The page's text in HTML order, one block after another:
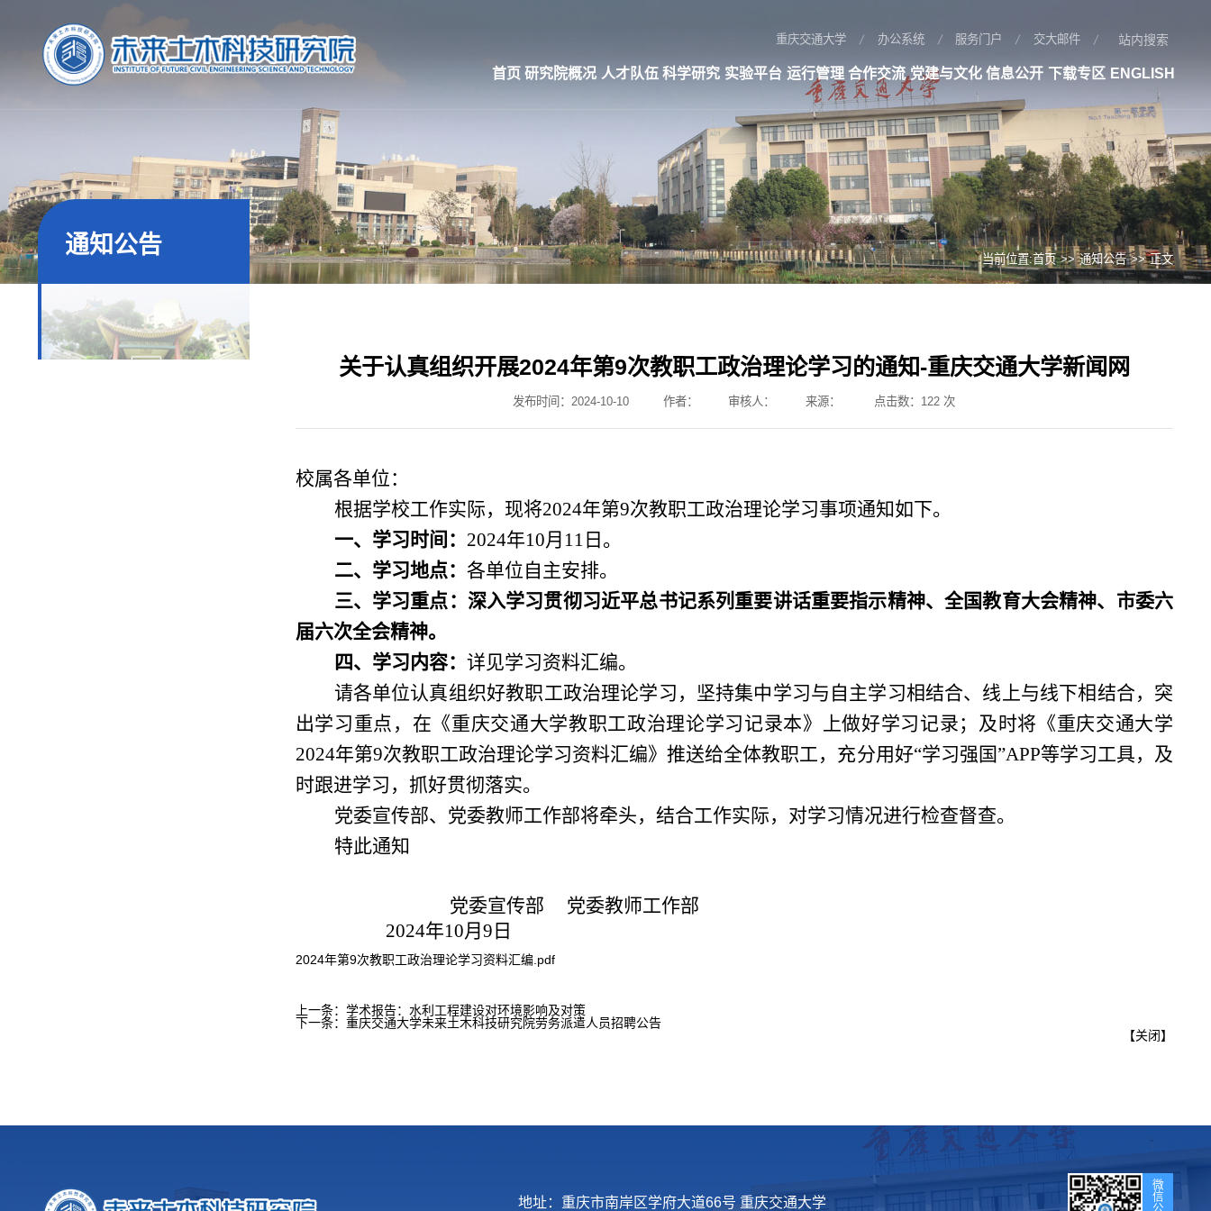
重庆交通大学 办公系统 服务门户 交大邮件 站内搜索
首页 研究院概况 人才队伍 科学研究 实验平台 运行管理 合作交流 党建与文化 信息公开 下载专区 ENGLISH
当前位置:首页 >> 通知公告 >> 正文
通知公告
关于认真组织开展2024年第9次教职工政治理论学习的通知-重庆交通大学新闻网
发布时间：2024-10-10 作者： 审核人： 来源： 点击数： 122 次
校属各单位：
根据学校工作实际， 现将2024年第9次教职工政治理论学习事项通知如下。
一、学习 时间： 2024年10月11日 。
二、学习地点： 各单位自主安排。
三、学习重点：深入学习贯彻习近平总书记系列重要讲话重要指示精神、全国教育大会精神、市委六
届六次全会精神。
四、学习内容： 详见学习资料汇编。
请各单位认真组织好教职工政治理论学习，坚持集中学习与自主学习相结合、线上与线下相结合，突
出学习重点，在《重庆交通大学教职工政治理论学习记录本》上做好学习记录；及时将《重庆交通大学
2024年第9次教职工政治理论学习资料汇编》推送给全体教职工，充分用好“学习强国”APP等学习工具，及
时跟进学习， 抓好贯彻落实。
党委宣传部、党委教师工作部将牵头，结合工作实际，对学习情况进行检查督查。
特此通知
党委宣传部
党委教师工作部
2024年10月 9 日
2024年第9次教职工政治理论学习资料汇编.pdf
上一条： 学术报告：水利工程建设对环境影响及对策
下一条： 重庆交通大学未来土木科技研究院劳务派遣人员招聘公告
【关闭】
地址：重庆市南岸区学府大道66号 重庆交通大学
微
信